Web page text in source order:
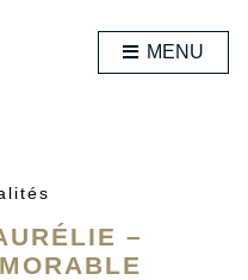
MENU
–